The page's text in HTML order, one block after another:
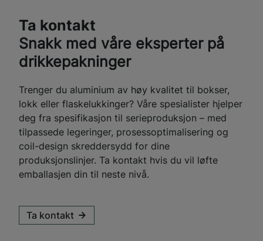
Ta kontakt
Snakk med våre eksperter på
drikkepakninger
Trenger du aluminium av høy kvalitet til bokser,
lokk eller flaskelukkinger? Våre spesialister hjelper
deg fra spesifikasjon til serieproduksjon – med
tilpassede legeringer, prosessoptimalisering og
coil-design skreddersydd for dine
produksjonslinjer. Ta kontakt hvis du vil løfte
emballasjen din til neste nivå.
Ta kontakt